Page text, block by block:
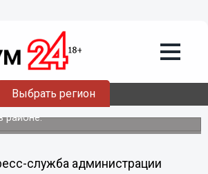
Выбрать регион
в Нижнем
подведены промежуточные итоги
коррупционных
районе.
служба администрации